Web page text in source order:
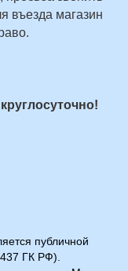
въезда магазин
публичной
ГК РФ).